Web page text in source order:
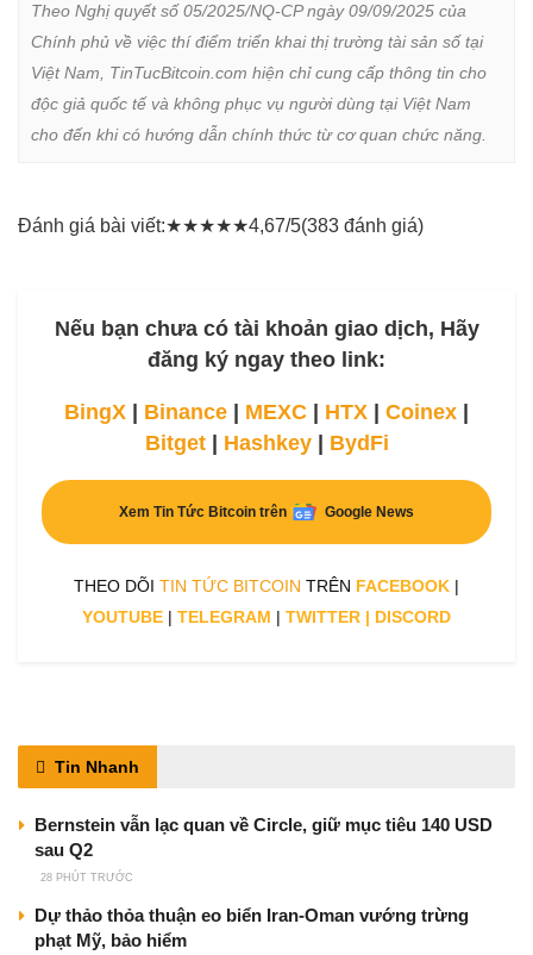
Theo Nghị quyết số 05/2025/NQ-CP ngày 09/09/2025 của
Chính phủ về việc thí điểm triển khai thị trường tài sản số tại
Việt Nam, TinTucBitcoin.com hiện chỉ cung cấp thông tin cho
độc giả quốc tế và không phục vụ người dùng tại Việt Nam
cho đến khi có hướng dẫn chính thức từ cơ quan chức năng.
Đánh giá bài viết:★★★★★4,67/5(383 đánh giá)
Nếu bạn chưa có tài khoản giao dịch, Hãy
đăng ký ngay theo link:
BingX Binance MEXC HTX Coinex
Bitget| Hashkey| BydFi
Xem Tin Tức Bitcoin trên Google News
THEO DÕI TIN TỨC BITCOIN TRÊN FACEBOOK |
YOUTUBE | TELEGRAM | TWITTER | DISCORD
Tin Nhanh
Bernstein vẫn lạc quan về Circle, giữ mục tiêu 140 USD
sau Q2
28 PHÚT TRƯỚC
Dự thảo thỏa thuận eo biển Iran-Oman vướng trừng
phạt Mỹ, bảo hiểm